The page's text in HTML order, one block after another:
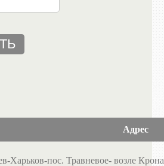
Адрес
Харьков-пос. Травневое- возле